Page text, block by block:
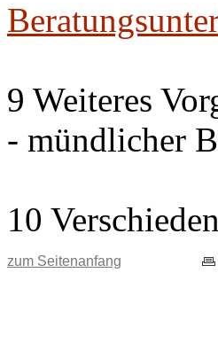
9 Weiteres
- mündlicher
10
zum Seitenanfang